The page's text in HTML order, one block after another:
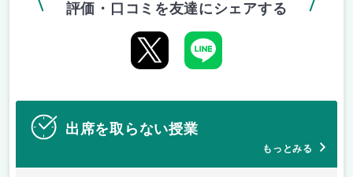
評価・口コミを友達にシェアする
出席を取らない授業
もっとみる